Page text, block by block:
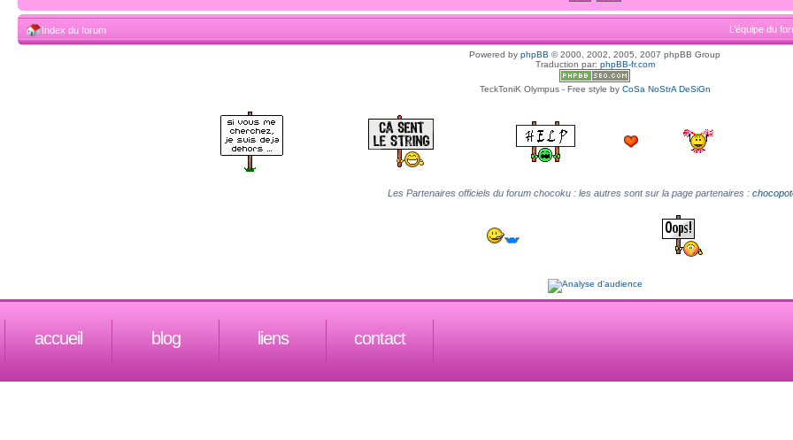
Index du forum L’équipe du
Powered by phpBB © 2000, 2002, 2005, 2007 phpBB Group
Traduction par: phpBB-fr.com
TeckToniK Olympus - Free style by CoSa NoStrA DeSiGn
Les Partenaires officiels du forum chocoku : les autres sont sur la page partenaires :
accueil blog liens contact